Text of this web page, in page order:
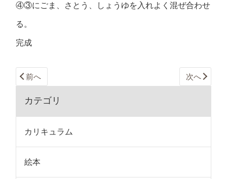
④③にごま、さとう、しょうゆを入れよく混ぜ合わせ
る。
完成
前へ 次へ
カテゴリ
カリキュラム
絵本